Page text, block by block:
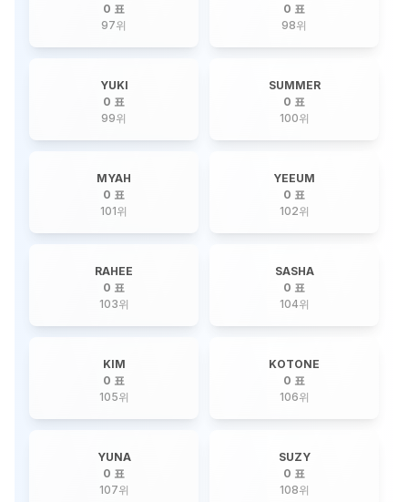
0 표
97위
0 표
98위
YUKI
0 표
99위
SUMMER
0 표
100위
MYAH
0 표
101위
YEEUM
0 표
102위
RAHEE
0 표
103위
SASHA
0 표
104위
KIM
0 표
105위
KOTONE
0 표
106위
YUNA
0 표
107위
SUZY
0 표
108위